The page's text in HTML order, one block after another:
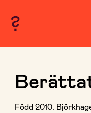
Född 2010.